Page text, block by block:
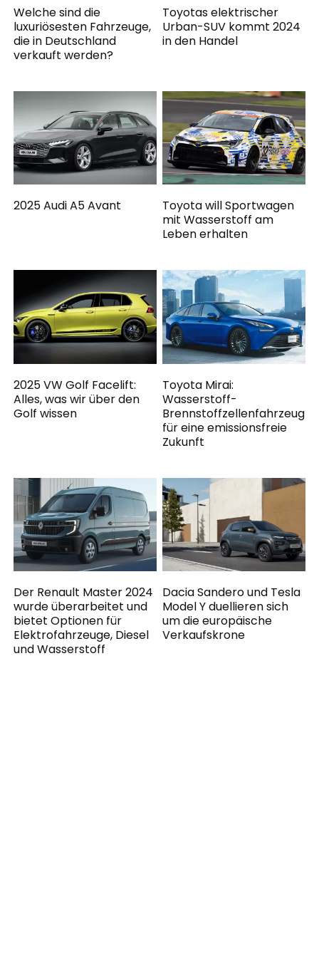
Welche sind die
luxuriösesten Fahrzeuge,
die in Deutschland
verkauft werden?
Toyotas elektrischer
Urban-SUV kommt 2024
in den Handel
2025 Audi A5 Avant
Toyota will Sportwagen
mit Wasserstoff am
Leben erhalten
2025 VW Golf Facelift:
Alles, was wir über den
Golf wissen
Toyota Mirai:
Wasserstoff-
Brennstoffzellenfahrzeug
für eine emissionsfreie
Zukunft
Der Renault Master 2024
wurde überarbeitet und
bietet Optionen für
Elektrofahrzeuge, Diesel
und Wasserstoff
Dacia Sandero und Tesla
Model Y duellieren sich
um die europäische
Verkaufskrone